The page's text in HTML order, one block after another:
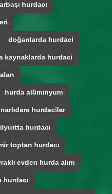
hurdacı
doğanlarda hurdaci
kaynaklarda hurdaci
hurda alüminyum
narlıdere hurdacilar
hurdaci
toptan hurdacı
evden hurda alım
hurdacı